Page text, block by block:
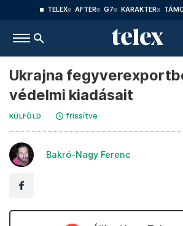
TELEX AFTER G7 KARAKTER
Ukrajna
védelmi kiadásait
KÜLFÖLD frissítve
Bakró-Nagy Ferenc